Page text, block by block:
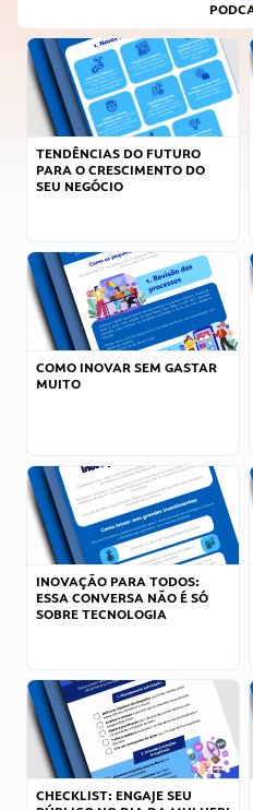
TENDÊNCIAS DO FUTURO
PARA O CRESCIMENTO DO
SEU NEGÓCIO
COMO INOVAR SEM GASTAR
MUITO
INOVAÇÃO PARA TODOS:
ESSA CONVERSA NÃO É SÓ
SOBRE TECNOLOGIA
CHECKLIST: ENGAJE SEU